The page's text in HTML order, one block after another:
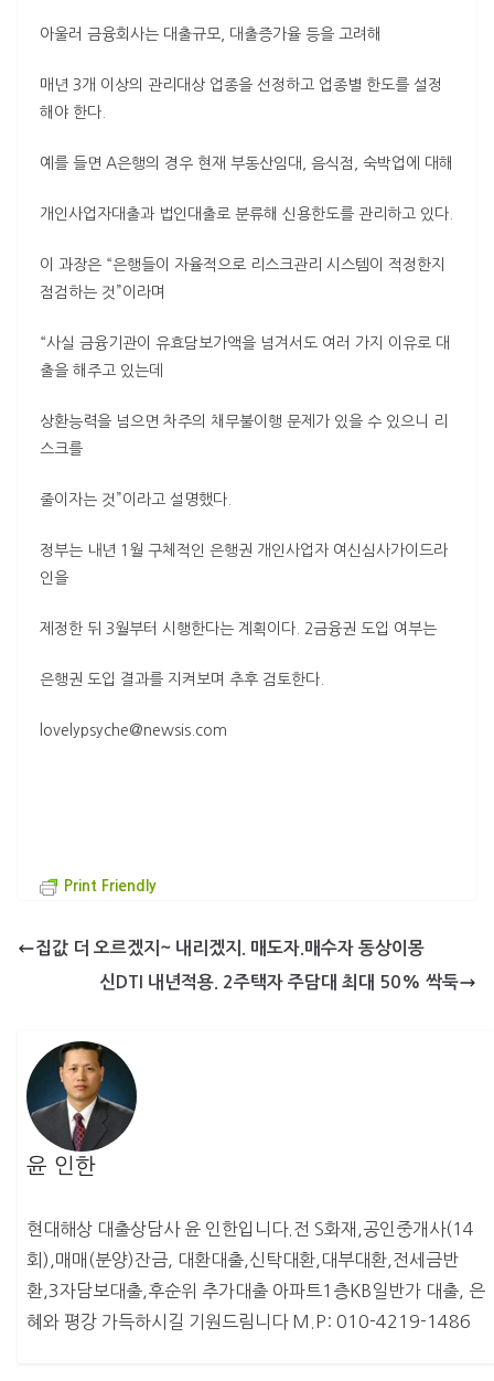
아울러 금융회사는 대출규모, 대출증가율 등을 고려해
매년 3개 이상의 관리대상 업종을 선정하고 업종별 한도를 설정
해야 한다.
예를 들면 A은행의 경우 현재 부동산임대, 음식점, 숙박업에 대해
개인사업자대출과 법인대출로 분류해 신용한도를 관리하고 있다.
이 과장은 “은행들이 자율적으로 리스크관리 시스템이 적정한지
점검하는 것”이라며
“사실 금융기관이 유효담보가액을 넘겨서도 여러 가지 이유로 대
출을 해주고 있는데
상환능력을 넘으면 차주의 채무불이행 문제가 있을 수 있으니 리
스크를
줄이자는 것”이라고 설명했다.
정부는 내년 1월 구체적인 은행권 개인사업자 여신심사가이드라
인을
제정한 뒤 3월부터 시행한다는 계획이다. 2금융권 도입 여부는
은행권 도입 결과를 지켜보며 추후 검토한다.
lovelypsyche@newsis.com
Print Friendly
집값 더 오르겠지~ 내리겠지. 매도자.매수자 동상이몽
신DTI 내년적용. 2주택자 주담대 최대 50% 싹둑
윤 인한
현대해상 대출상담사 윤 인한입니다.전 S화재,공인중개사(14
회),매매(분양)잔금, 대환대출,신탁대환,대부대환,전세금반
환,3자담보대출,후순위 추가대출 아파트1층KB일반가 대출, 은
혜와 평강 가득하시길 기원드림니다 M.P: 010-4219-1486